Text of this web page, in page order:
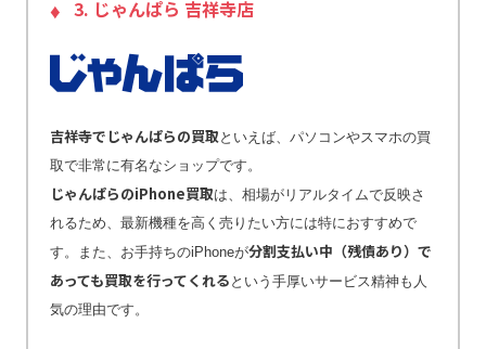
3. じゃんぱら 吉祥寺店
吉祥寺でじゃんぱらの買取といえば、パソコンやスマホの買
取で非常に有名なショップです。
じゃんぱらのiPhone買取は、相場がリアルタイムで反映さ
れるため、最新機種を高く売りたい方には特におすすめで
す。また、お手持ちのiPhoneが分割支払い中（残債あり）で
あっても買取を行ってくれる という手厚いサービス精神も人
気の理由です。